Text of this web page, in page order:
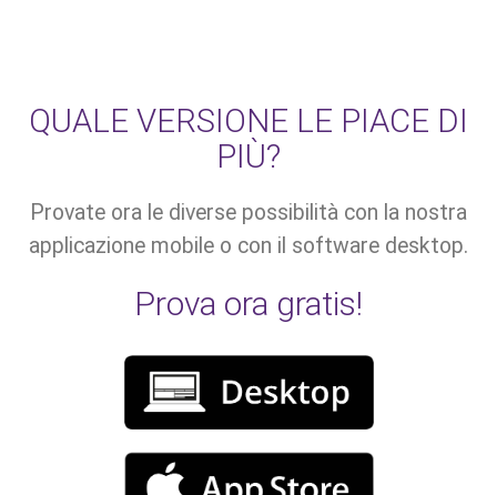
QUALE VERSIONE LE PIACE DI
PIÙ?
Provate ora le diverse possibilità con la nostra
applicazione mobile o con il software desktop.
Prova ora gratis!